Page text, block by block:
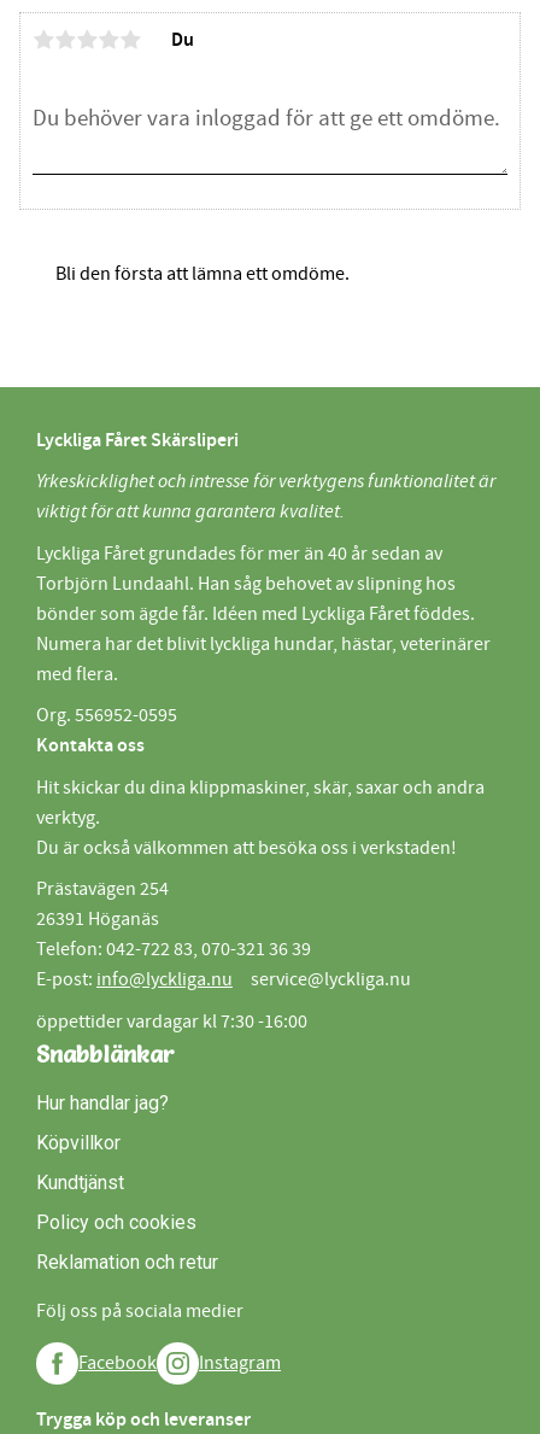
Du
Bli den första att lämna ett omdöme.
Lyckliga Fåret Skärsliperi
Yrkeskicklighet och intresse för verktygens funktionalitet är
viktigt för att kunna garantera kvalitet.
Lyckliga Fåret grundades för mer än 40 år sedan av
Torbjörn Lundaahl. Han såg behovet av slipning hos
bönder som ägde får. Idéen med Lyckliga Fåret föddes.
Numera har det blivit lyckliga hundar, hästar, veterinärer
med flera.
Org. 556952-0595
Kontakta oss
Hit skickar du dina klippmaskiner, skär, saxar och andra
verktyg.
Du är också välkommen att besöka oss i verkstaden!
Prästavägen 254
26391 Höganäs
Telefon: 042-722 83, 070-321 36 39
E-post: info@lyckliga.nu service@lyckliga.nu
öppettider vardagar kl 7:30 -16:00
Snabblänkar
Hur handlar jag?
Köpvillkor
Kundtjänst
Policy och cookies
Reklamation och retur
Följ oss på sociala medier
Facebook Instagram
Trygga köp och leveranser